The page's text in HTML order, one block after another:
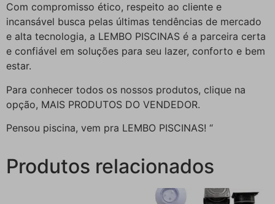
Com compromisso ético, respeito ao cliente e
incansável busca pelas últimas tendências de mercado
e alta tecnologia, a LEMBO PISCINAS é a parceira certa
e confiável em soluções para seu lazer, conforto e bem
estar.
Para conhecer todos os nossos produtos, clique na
opção, MAIS PRODUTOS DO VENDEDOR.
Pensou piscina, vem pra LEMBO PISCINAS! “
Produtos relacionados